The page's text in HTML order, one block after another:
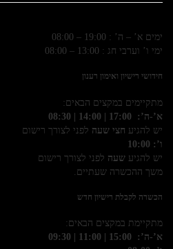
ימים א’ – ה’ : 19:00 – 08:00
ימי ו’ וערבי חג : 13:00 – 08:00
חידושי רישיון ואימון רענון
מתקיימים במקצים הבאים:
א’-ה’: 17:00 | 14:00 | 08:30
יש להגיע חצי שעה לפני לצורך רישום
ו’: 10:00
יש להגיע שעה לפני לצורך רישום
משך ההכשרה שעתיים.
הכשרה לקבלת רישיון חדש
מתקיימת במקצים הבאים:
א’-ה’: 15:00 | 11:00 | 09:30